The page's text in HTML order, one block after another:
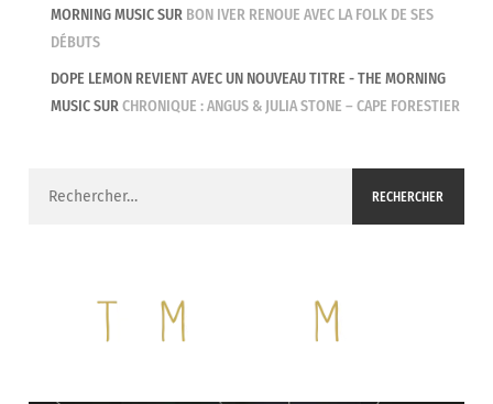
MORNING MUSICSUR BON IVER RENOUE AVEC LA FOLK DE SES
DÉBUTS
DOPE LEMON REVIENT AVEC UN NOUVEAU TITRE - THE MORNING
MUSICSURCHRONIQUE : ANGUS & JULIA STONE – CAPE FORESTIER